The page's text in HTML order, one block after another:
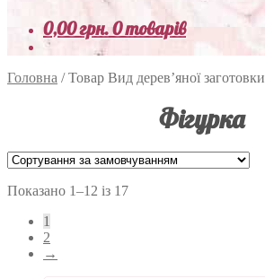
0,00грн.0 товарів
Головна /Товар Вид дерев’яної заготовки
Фігурка
Показано 1–12 із 17
1
2
→